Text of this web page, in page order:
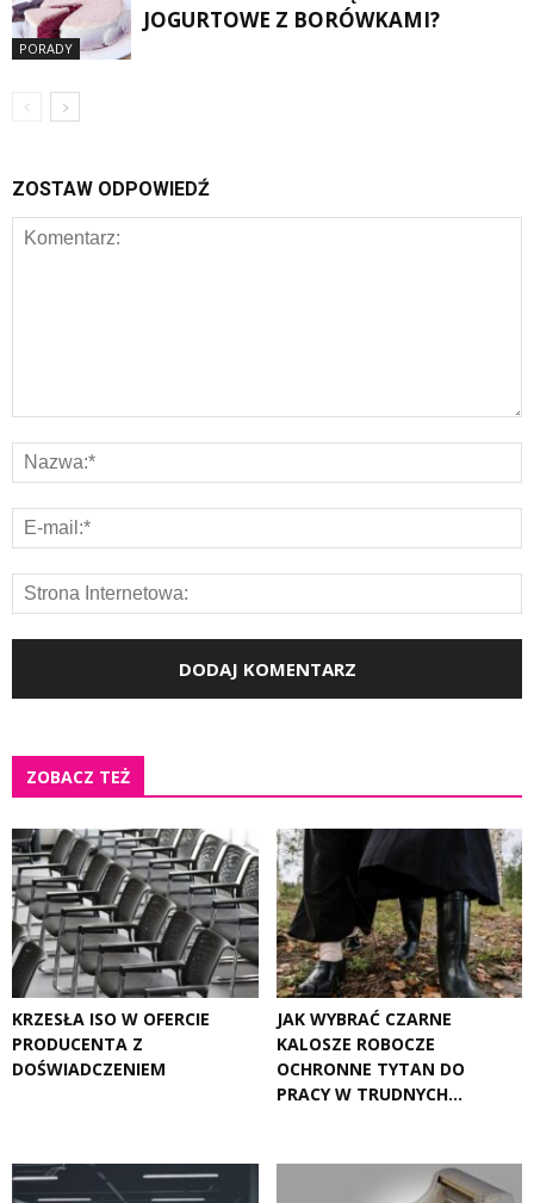
PORADY
JOGURTOWE Z BORÓWKAMI?
ZOSTAW ODPOWIEDŹ
ZOBACZ TEŻ
KRZESŁA ISO W OFERCIE
PRODUCENTA Z
DOŚWIADCZENIEM
JAK WYBRAĆ CZARNE
KALOSZE ROBOCZE
OCHRONNE TYTAN DO
PRACY W TRUDNYCH...